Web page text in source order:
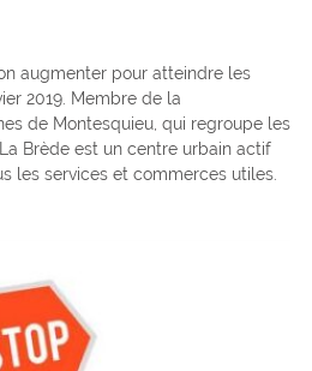
augmenter pour atteindre les
2019. Membre de la
de Montesquieu, qui regroupe les
Brède est un centre urbain actif
les services et commerces utiles.